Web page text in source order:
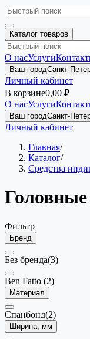
Каталог товаров
О насУслуги
Ваш городСанкт-
Личный кабинет
В корзине0,00 ₽
О насУслуги
Ваш городСанкт-
Личный кабинет
Главная/
Каталог/
Средства
Фильтр
Бренд
Без бренда(3)
Ben Fatto (2)
Материал
Спанбонд(2)
Ширина, мм